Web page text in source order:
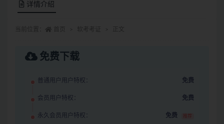
详情介绍
免费下载
普通用户用户特权： 免费
会员用户特权： 免费
永久会员用户特权： 免费 推荐